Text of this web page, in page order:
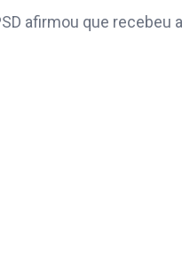
afirmou que